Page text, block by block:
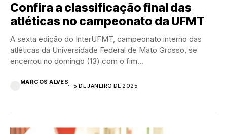
Confira a classificação final das
atléticas no campeonato da UFMT
A sexta edição do InterUFMT, campeonato interno das
atléticas da Universidade Federal de Mato Grosso, se
encerrou no domingo (13) com o fim...
MARCOS ALVES
5 DE JANEIRO DE 2025